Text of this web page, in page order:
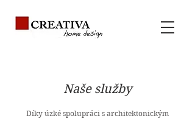
Naše služby
Díky úzké spolupráci s architektonickým